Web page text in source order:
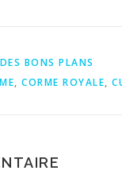
DES BONS PLANS
, CORME ROYALE,